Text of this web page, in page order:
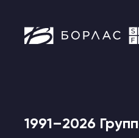
1991–2026